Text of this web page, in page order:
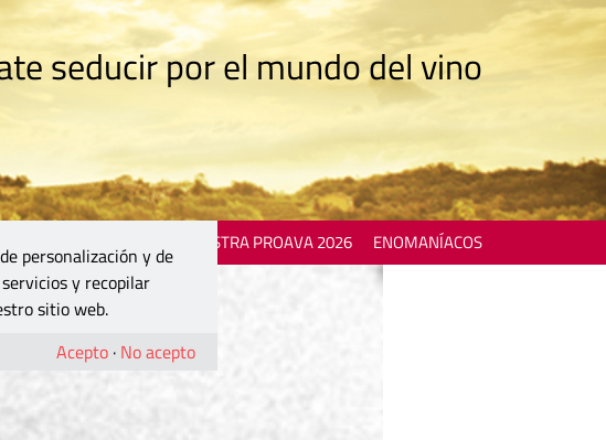
seducir por el mundo del vino
MOSTRA PROAVA 2026 ENOMANÍACOS
personalización y de
y recopilar
sitio web.
Acepto · No acepto